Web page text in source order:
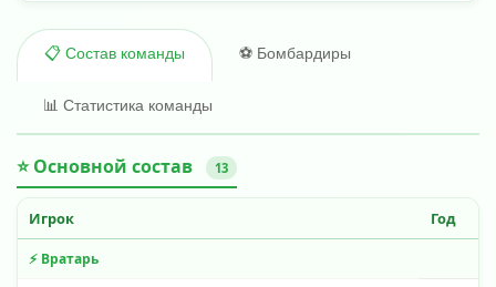
📋 Состав команды ⚽ Бомбардиры
📊 Статистика команды
⭐ Основной состав 13
Игрок Год
⚡ Вратарь